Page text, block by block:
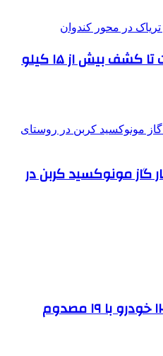
از انهدام باند قاچاق سوخت تا کشف بیش از ۱۵ کیلو
انتشار گاز مونوکسید کربن در